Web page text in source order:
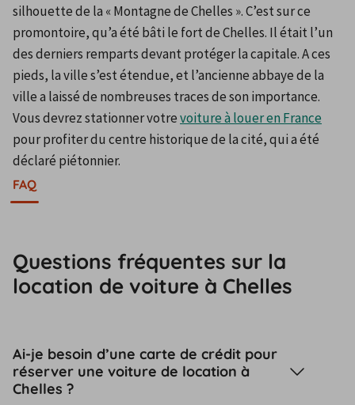
silhouette de la « Montagne de Chelles ». C’est sur ce
promontoire, qu’a été bâti le fort de Chelles. Il était l’un
des derniers remparts devant protéger la capitale. A ces
pieds, la ville s’est étendue, et l’ancienne abbaye de la
ville a laissé de nombreuses traces de son importance.
Vous devrez stationner votre voiture à louer en France
pour profiter du centre historique de la cité, qui a été
déclaré piétonnier.
FAQ
Questions fréquentes sur la
location de voiture à Chelles
Ai-je besoin d’une carte de crédit pour
réserver une voiture de location à
Chelles ?